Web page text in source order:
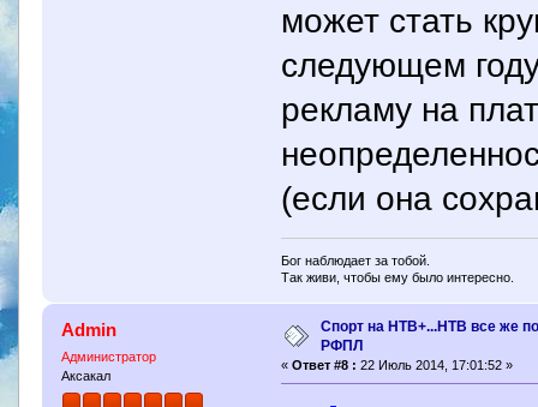
может стать
следующем
рекламу на
(если она
Бог наблюдает за тобой.
Так живи, чтобы ему было интересно.
Admin
Администратор
Аксакал
Спорт на НТВ+...НТВ все же
РФПЛ
«Ответ #8 : 22 Июль 2014, 17:01:52 »